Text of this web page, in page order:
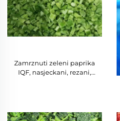
Zamrznuti zeleni paprika
IQF, nasjeckani, rezani,